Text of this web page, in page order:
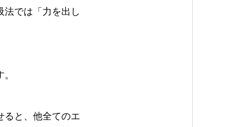
法では「力を出し
ると、他全てのエ